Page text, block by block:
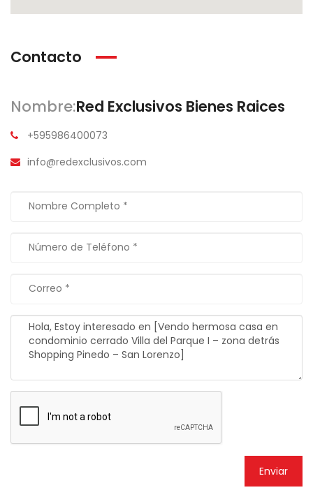
Contacto
Nombre:Red Exclusivos Bienes Raices
+595986400073
info@redexclusivos.com
Enviar